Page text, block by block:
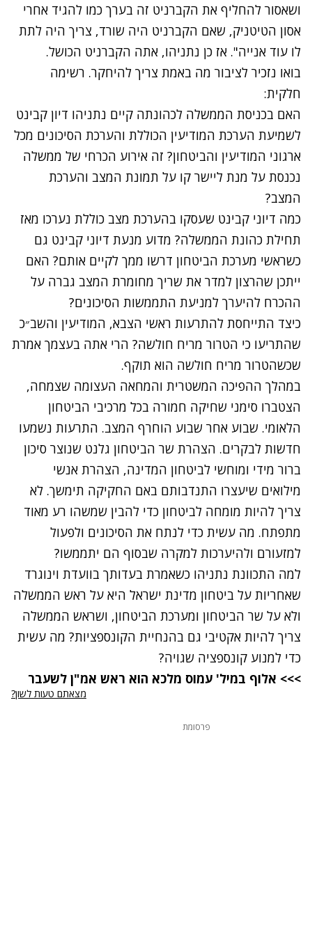
ושאסור להחליף את הקברניט זה בערך כמו להגיד אחרי
אסון הטיטניק, שאם הקברניט היה שורד, צריך היה לתת
לו עוד אנייה". אז כן נתניהו, אתה הקברניט הכושל.
בואו נזכיר לציבור מה באמת צריך להיחקר. רשימה
חלקית:
האם בכניסת הממשלה לכהונתה קיים נתניהו דיון קבינט
לשמיעת הערכת המודיעין הכוללת והערכת הסיכונים מכל
ארגוני המודיעין והביטחון? זה אירוע הכרחי של ממשלה
נכנסת על מנת ליישר קו על תמונת המצב והערכת
המצב?
כמה דיוני קבינט שעסקו בהערכת מצב כוללת נערכו מאז
תחילת כהונת הממשלה? מדוע מנעת דיוני קבינט גם
כשראשי מערכת הביטחון דרשו ממך לקיים אותם? האם
ייתכן שהרצון למדר את שריך מחומרת המצב גברה על
ההכרח להיערך למניעת התממשות הסיכונים?
כיצד התייחסת להתרעות ראשי הצבא, המודיעין והשב״כ
שהתריעו כי הטרור מריח חולשה? הרי אתה בעצמך אמרת
שכשהטרור מריח חולשה הוא תוקף.
במהלך ההפיכה המשטרית והמחאה העצומה שצמחה,
הצטברו סימני שחיקה חמורה בכל מרכיבי הביטחון
הלאומי. שבוע אחר שבוע הוחרף המצב. התרעות נשמעו
חדשות לבקרים. הצהרת שר הביטחון גלנט שנוצר סיכון
ברור מידי ומוחשי לביטחון המדינה, הצהרת אנשי
מילואים שיעצרו התנדבותם באם החקיקה תימשך. לא
צריך להיות מומחה לביטחון כדי להבין שמשהו רע מאוד
מתפתח. מה עשית כדי לנתח את הסיכונים ולפעול
למזעורם ולהיערכות למקרה שבסוף הם יתממשו?
למה התכוונת נתניהו כשאמרת בעדותך בוועדת וינוגרד
שאחריות על ביטחון מדינת ישראל היא על ראש הממשלה
ולא על שר הביטחון ומערכת הביטחון, ושראש הממשלה
צריך להיות אקטיבי גם בהנחיית הקונספציות? מה עשית
כדי למנוע קונספציה שגויה?
>>> אלוף במיל' עמוס מלכא הוא ראש אמ"ן לשעבר
מצאתם טעות לשון?
פרסומת